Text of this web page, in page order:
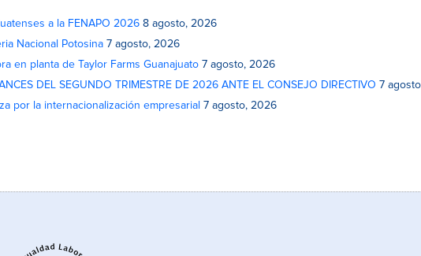
a la FENAPO 2026 8 agosto, 2026
Nacional Potosina 7 agosto, 2026
en planta de Taylor Farms Guanajuato 7 agosto, 2026
DEL SEGUNDO TRIMESTRE DE 2026 ANTE EL CONSEJO DIRECTIVO 7
por la internacionalización empresarial 7 agosto, 2026